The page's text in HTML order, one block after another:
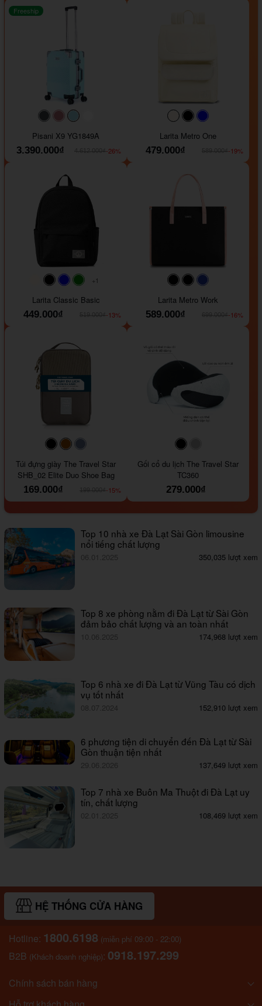
#40454a#b76e79
Freeship
Pisani X9 YG1849A
3.390.000₫
-26%
#faf0e6#000000
Larita Metro One
479.000₫
-19%
#faf0e6#000000#0000FF
+1
Larita Classic Basic
449.000₫
-13%
#000000#000000
Larita Metro Work
589.000₫
-16%
#000000#964B00
Túi đựng giày The Travel Star
SHB_02 Elite Duo Shoe Bag
169.000₫
-15%
Gối cổ du lịch The Travel Star
TC360
279.000₫
Top 10 nhà xe Đà Lạt Sài Gòn limousine
nổi tiếng chất lượng
06.01.2025 350,035 lượt xem
Top 8 xe phòng nằm đi Đà Lạt từ Sài Gòn
đảm bảo chất lượng và an toàn nhất
10.06.2025 174,968 lượt xem
Top 6 nhà xe đi Đà Lạt từ Vũng Tàu có dịch
vụ tốt nhất
08.07.2024 152,910 lượt xem
6 phương tiện di chuyển đến Đà Lạt từ Sài
Gòn thuận tiện nhất
29.06.2026 137,649 lượt xem
Top 7 nhà xe Buôn Ma Thuột đi Đà Lạt uy
tín, chất lượng
02.01.2025 108,469 lượt xem
HỆ THỐNG CỬA HÀNG
Hotline: 1800.6198 (miễn phí 09:00 - 22:00)
B2B (Khách doanh nghiệp): 0918.197.299
Chính sách bán hàng